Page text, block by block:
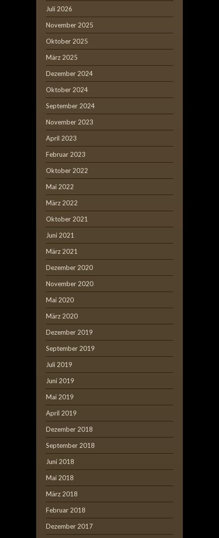
Juli 2026
November 2025
Oktober 2025
März 2025
Dezember 2024
Oktober 2024
September 2024
November 2023
April 2023
Februar 2023
Oktober 2022
Mai 2022
März 2022
Oktober 2021
Juni 2021
März 2021
Dezember 2020
November 2020
Mai 2020
März 2020
Dezember 2019
September 2019
Juli 2019
Juni 2019
Mai 2019
April 2019
Dezember 2018
September 2018
Juni 2018
Mai 2018
März 2018
Februar 2018
Dezember 2017